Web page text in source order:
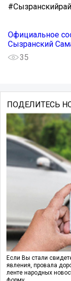
Официальное
Сызранский
35
ПОДЕЛИТЕСЬ
Если Вы стали
явления, провала
ленте народных